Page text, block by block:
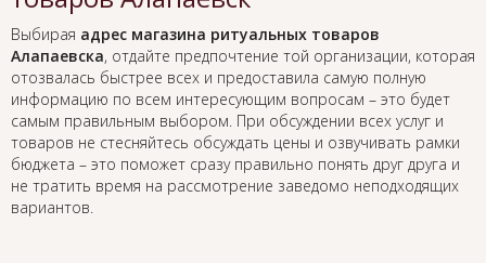
Выбирая адрес магазина ритуальных товаров
Алапаевска, отдайте предпочтение той организации, которая
отозвалась быстрее всех и предоставила самую полную
информацию по всем интересующим вопросам – это будет
самым правильным выбором. При обсуждении всех услуг и
товаров не стесняйтесь обсуждать цены и озвучивать рамки
бюджета – это поможет сразу правильно понять друг друга и
не тратить время на рассмотрение заведомо неподходящих
вариантов.